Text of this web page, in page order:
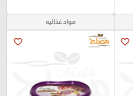
favorite_border
مواد غذائيه
favorite_border